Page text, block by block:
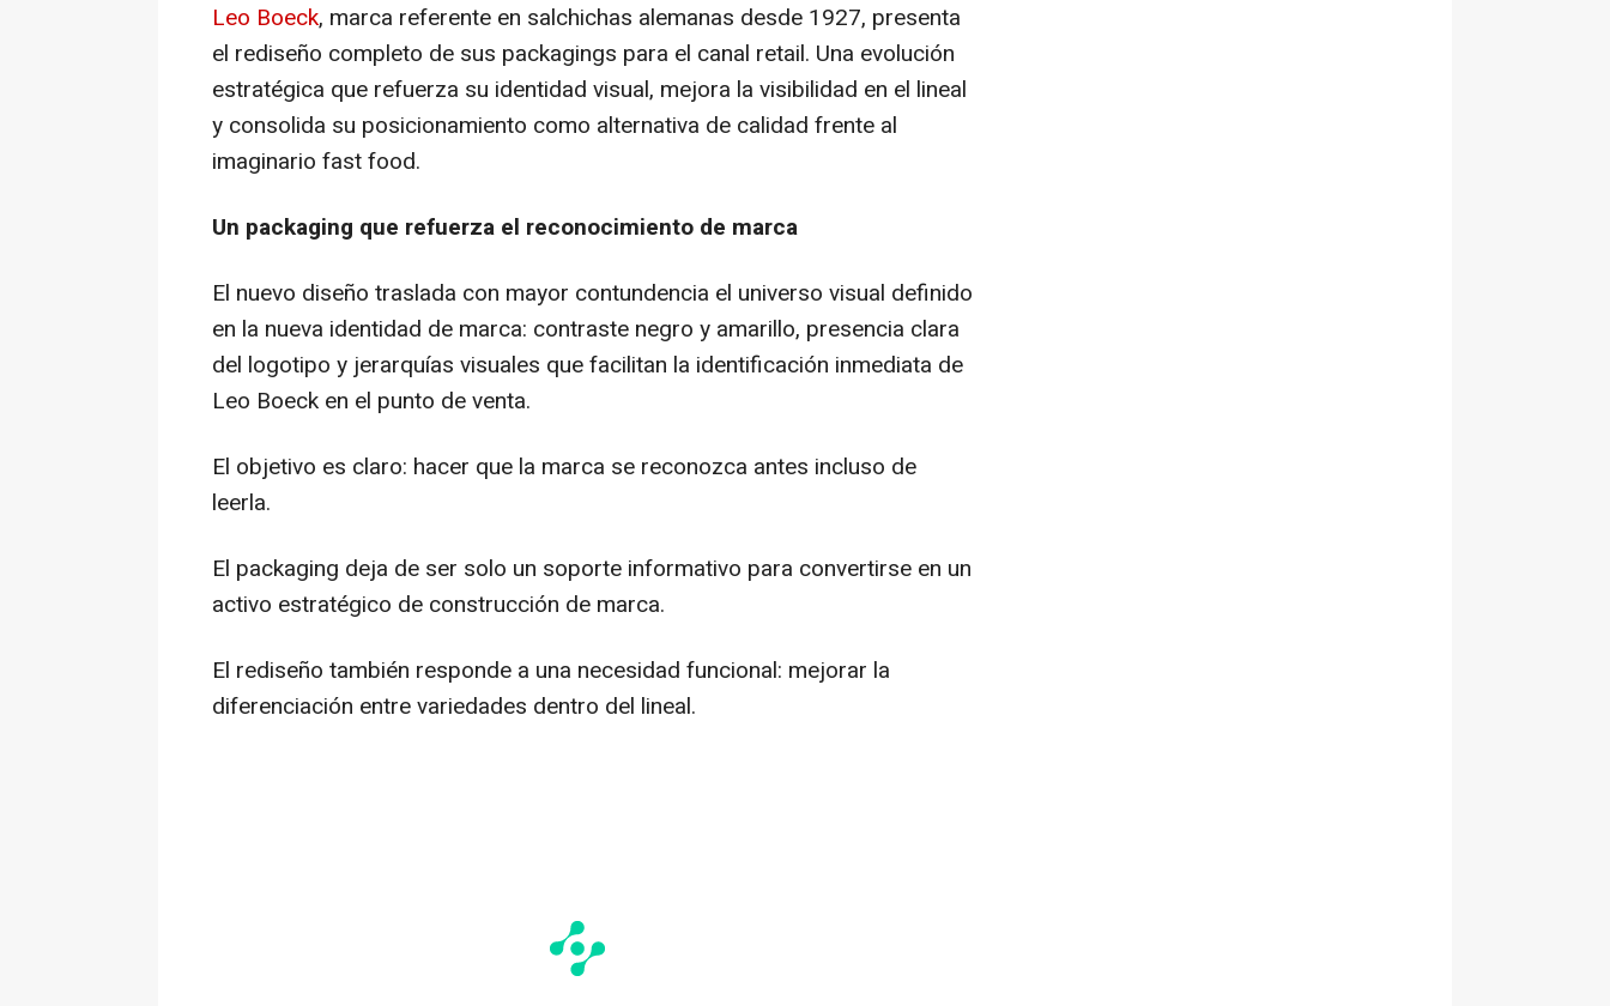
Leo Boeck, marca referente en salchichas alemanas desde 1927, presenta
el rediseño completo de sus packagings para el canal retail. Una evolución
estratégica que refuerza su identidad visual, mejora la visibilidad en el lineal
y consolida su posicionamiento como alternativa de calidad frente al
imaginario fast food.
Un packaging que refuerza el reconocimiento de marca
El nuevo diseño traslada con mayor contundencia el universo visual definido
en la nueva identidad de marca: contraste negro y amarillo, presencia clara
del logotipo y jerarquías visuales que facilitan la identificación inmediata de
Leo Boeck en el punto de venta.
El objetivo es claro: hacer que la marca se reconozca antes incluso de
leerla.
El packaging deja de ser solo un soporte informativo para convertirse en un
activo estratégico de construcción de marca.
El rediseño también responde a una necesidad funcional: mejorar la
diferenciación entre variedades dentro del lineal.